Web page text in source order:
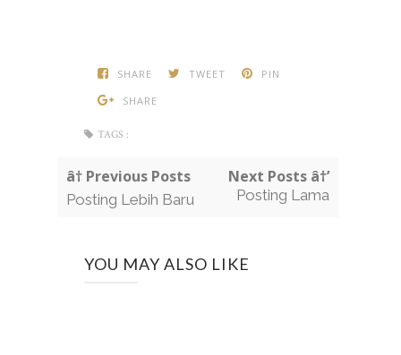
SHARE TWEET
PIN
SHARE
TAGS :
â† Previous Posts
Posting Lebih Baru
Next Posts â†’
Posting Lama
YOU MAY ALSO LIKE